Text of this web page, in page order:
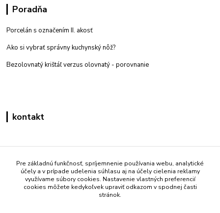
Poradňa
Porcelán s označením II. akosť
Ako si vybrať správny kuchynský nôž?
Bezolovnatý krištáľ verzus olovnatý - porovnanie
kontakt
+421 908 861 051
(Po - Pia 7:30-15:30)
info@mati.sk
Pre základnú funkčnosť, spríjemnenie používania webu, analytické
účely a v prípade udelenia súhlasu aj na účely cielenia reklamy
využívame súbory cookies. Nastavenie vlastných preferencií
cookies môžete kedykoľvek upraviť odkazom v spodnej časti
stránok.